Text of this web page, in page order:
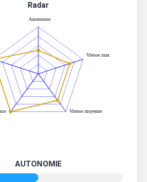
Radar
AUTONOMIE